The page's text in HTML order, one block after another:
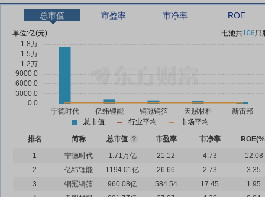
总市值 市盈率 市净率 ROE
单位:亿(元) 电池共106只
总市值 行业平均 市场平均
排名 简称 总市值 ? 市盈率 市净率
1
宁德时代 1.71万亿 21.12 4.73
12.08
2
亿纬锂能 1194.01亿 26.66 2.73
3.35
3
铜冠铜箔 960.08亿 584.54 17.45
1.95